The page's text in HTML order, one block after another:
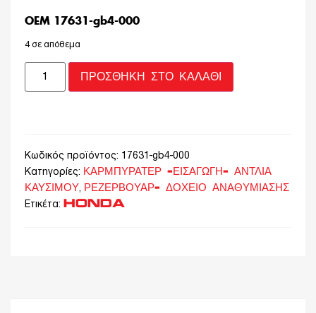
OEM 17631-gb4-000
4 σε απόθεμα
ΠΡΟΣΘΉΚΗ ΣΤΟ ΚΑΛΆΘΙ
Κωδικός προϊόντος: 17631-gb4-000
Κατηγορίες: ΚΑΡΜΠΥΡΑΤΕΡ -ΕΙΣΑΓΩΓΗ- ΑΝΤΛΙΑ
ΚΑΥΣΙΜΟΥ, ΡΕΖΕΡΒΟΥΑΡ- ΔΟΧΕΙΟ ΑΝΑΘΥΜΙΑΣΗΣ
Ετικέτα: HONDA